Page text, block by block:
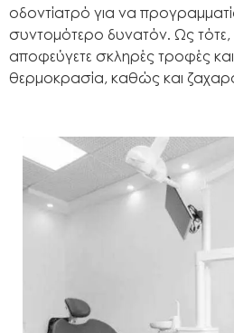
οδοντίατρό για να
συντομότερο δυνατόν. Ως τότε,
αποφεύγετε σκληρές τροφές
θερμοκρασία, καθώς και